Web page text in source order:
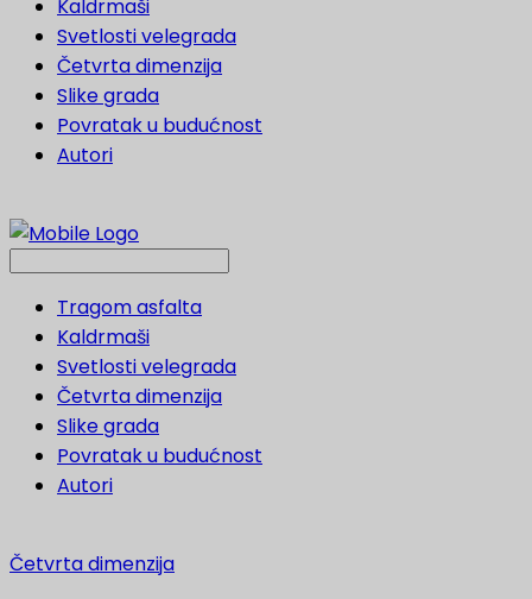
Kaldrmaši
Svetlosti velegrada
Četvrta dimenzija
Slike grada
Povratak u budućnost
Autori
Tragom asfalta
Kaldrmaši
Svetlosti velegrada
Četvrta dimenzija
Slike grada
Povratak u budućnost
Autori
Četvrta dimenzija